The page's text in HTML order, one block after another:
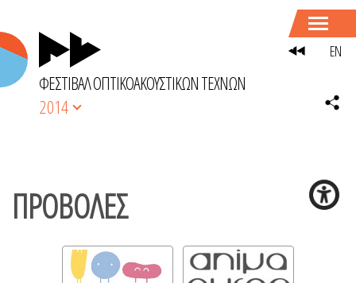
ΦΕΣΤΙΒΑΛ ΟΠΤΙΚΟΑΚΟΥΣΤΙΚΩΝ ΤΕΧΝΩΝ
2014
ΠΡΟΒΟΛΕΣ
EN